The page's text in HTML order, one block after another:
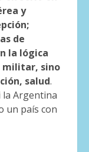
y
de
la lógica
militar, sino
salud.
la Argentina
un país con